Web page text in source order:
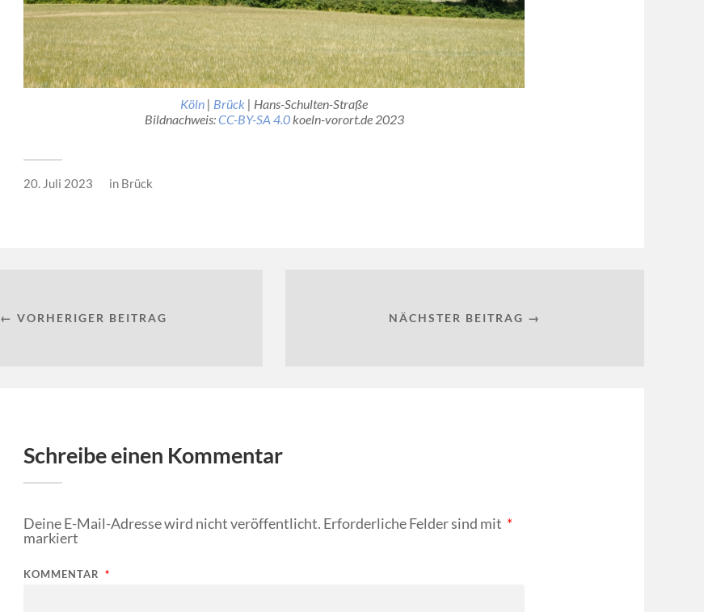
Köln | Brück | Hans-Schulten-Straße
Bildnachweis:CC-BY-SA 4.0koeln-vorort.de 2023
20. Juli 2023 in Brück
← VORHERIGER BEITRAG NÄCHSTER BEITRAG →
Schreibe einen Kommentar
Deine E-Mail-Adresse wird nicht veröffentlicht. Erforderliche Felder sind mit *
markiert
KOMMENTAR *